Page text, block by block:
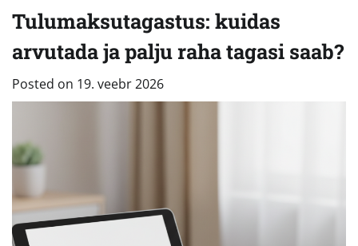
Tulumaksutagastus: kuidas
arvutada ja palju raha tagasi saab?
Posted on 19. veebr 2026